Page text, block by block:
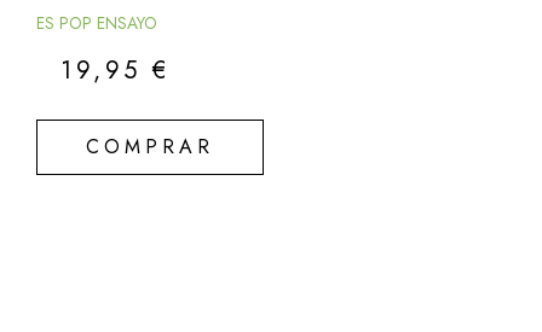
ES POP ENSAYO
19,95€
COMPRAR